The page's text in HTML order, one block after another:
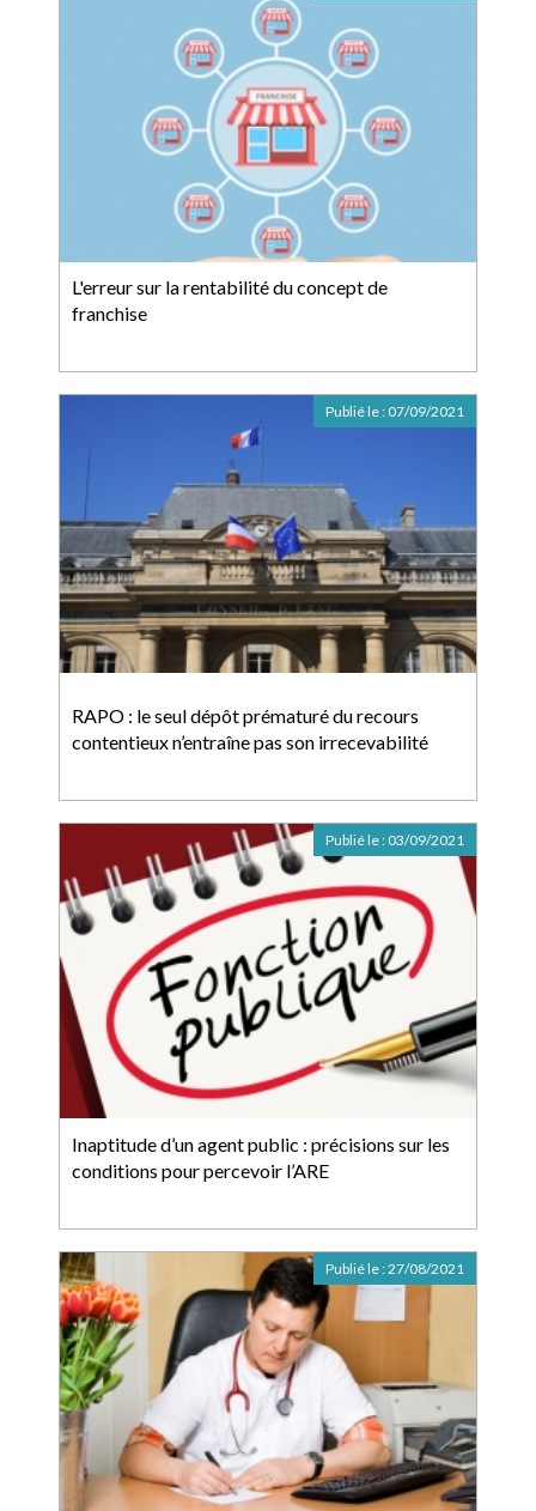
L'erreur sur la rentabilité du concept de
franchise
RAPO : le seul dépôt prématuré du recours
contentieux n’entraîne pas son irrecevabilité
Publié le : 07/09/2021
Inaptitude d’un agent public : précisions sur les
conditions pour percevoir l’ARE
Publié le : 03/09/2021
Publié le :27/08/2021